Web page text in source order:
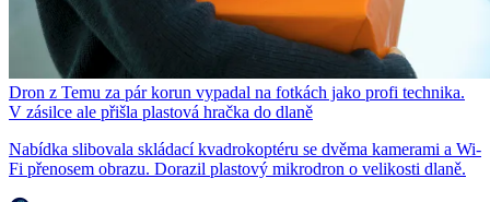
Dron z Temu za pár korun vypadal na fotkách jako profi technika.
V zásilce ale přišla plastová hračka do dlaně
Nabídka slibovala skládací kvadrokoptéru se dvěma kamerami a Wi-
Fi přenosem obrazu. Dorazil plastový mikrodron o velikosti dlaně.